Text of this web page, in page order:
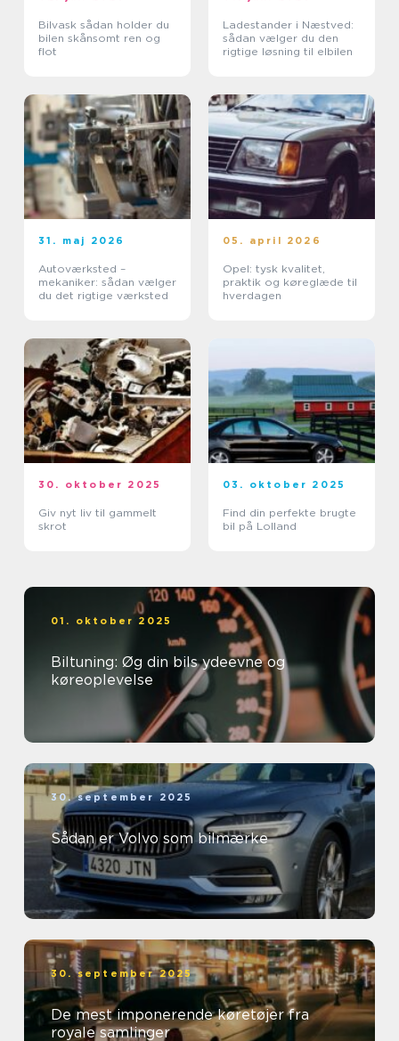
Bilvask sådan holder du
bilen skånsomt ren og
flot
Ladestander i Næstved:
sådan vælger du den
rigtige løsning til elbilen
31. maj 2026
Autoværksted –
mekaniker: sådan vælger
du det rigtige værksted
05. april 2026
Opel: tysk kvalitet,
praktik og køreglæde til
hverdagen
30. oktober 2025
Giv nyt liv til gammelt
skrot
03. oktober 2025
Find din perfekte brugte
bil på Lolland
01. oktober 2025
Biltuning: Øg din bils ydeevne og
køreoplevelse
30. september 2025
Sådan er Volvo som bilmærke
30. september 2025
De mest imponerende køretøjer fra
royale samlinger